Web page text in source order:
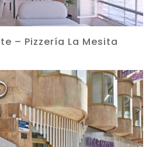
– Pizzería La Mesita